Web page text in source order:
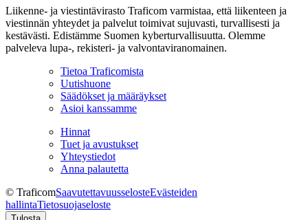
Liikenne- ja viestintävirasto Traficom varmistaa, että liikenteen ja
viestinnän yhteydet ja palvelut toimivat sujuvasti, turvallisesti ja
kestävästi. Edistämme Suomen kyberturvallisuutta. Olemme
palveleva lupa-, rekisteri- ja valvontaviranomainen.
Tietoa Traficomista
Uutishuone
Säädökset ja määräykset
Asioi kanssamme
Hinnat
Tuet ja avustukset
Yhteystiedot
Anna palautetta
© TraficomSaavutettavuusselosteEvästeiden
hallintaTietosuojaseloste